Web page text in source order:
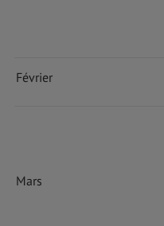
Février
Mars